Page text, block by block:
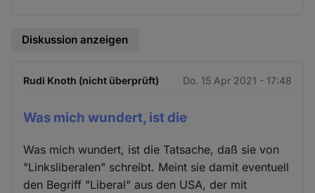
Diskussion anzeigen
Rudi Knoth (nicht überprüft) Do. 15 Apr 2021 - 17:48
Was mich wundert, ist die
Was mich wundert, ist die Tatsache, daß sie von
"Linksliberalen" schreibt. Meint sie damit eventuell
den Begriff "Liberal" aus den USA, der mit